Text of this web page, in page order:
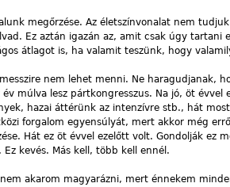
megőrzése. Az életszínvonalat nem
Ez aztán igazán az, amit csak úgy
átlagot is, ha valamit teszünk, hogy
nem lehet menni. Ne haragudjanak,
múlva lesz pártkongresszus. Na jó, öt
hazai áttérünk az intenzívre stb., hát
forgalom egyensúlyát, mert akkor még
Hát ez öt évvel ezelőtt volt. Gondolják ez
kevés. Más kell, több kell ennél.
akarom magyarázni, mert énnekem